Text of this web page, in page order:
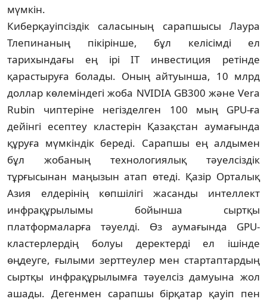
мүмкін.
Киберқауіпсіздік саласының сарапшысы Лаура
Тлепинаның пікірінше, бұл келісімді ел
тарихындағы ең ірі IT инвестиция ретінде
қарастыруға болады. Оның айтуынша, 10 млрд
доллар көлеміндегі жоба NVIDIA GB300 және Vera
Rubin чиптеріне негізделген 100 мың GPU-ға
дейінгі есептеу кластерін Қазақ­стан аумағында
құруға мүмкіндік береді. Сарапшы ең алдымен
бұл жобаның техноло­гиялық тәуелсіздік
тұрғысынан маңызын атап өтеді. Қазір Орталық
Азия елдерінің көпшілігі жасанды интеллект
инфрақұ­рылымы бойынша сыртқы
платформаларға тәуелді. Өз аумағында GPU-
кластерлердің болуы деректерді ел ішінде
өңдеуге, ғылыми зерт­теулер мен стартаптардың
сыртқы инфр­ақұрылымға тәуелсіз дамуына жол
ашады. Дегенмен сарапшы бірқатар қауіп пен